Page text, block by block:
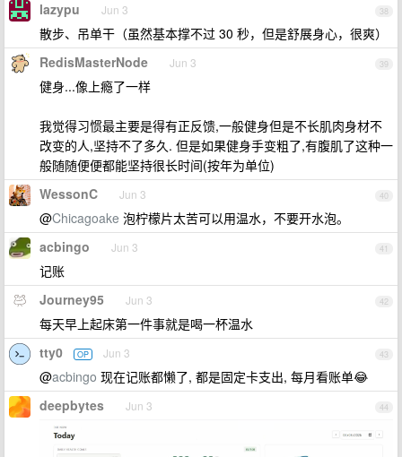
38
lazypu Jun 3
散步、吊单干（虽然基本撑不过 30 秒，但是舒展身心，很爽）
39
RedisMasterNode Jun 3
健身...像上瘾了一样
我觉得习惯最主要是得有正反馈,一般健身但是不长肌肉身材不
改变的人,坚持不了多久. 但是如果健身手变粗了,有腹肌了这种一
般随随便便都能坚持很长时间(按年为单位)
40
WessonC Jun 3
@Chicagoake 泡柠檬片太苦可以用温水，不要开水泡。
41
acbingo Jun 3
记账
42
Journey95 Jun 3
每天早上起床第一件事就是喝一杯温水
43
tty0 OP Jun 3
@acbingo 现在记账都懒了, 都是固定卡支出, 每月看账单😂
44
deepbytes Jun 3